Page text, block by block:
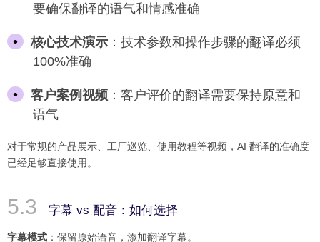
要确保翻译的语气和情感准确
核心技术演示 ：技术参数和操作步骤的翻译必须
100%准确
客户案例视频 ：客户评价的翻译需要保持原意和
语气
对于常规的产品展示、工厂巡览、使用教程等视频，AI 翻译的准确度
已经足够直接使用。
字幕 vs 配音：如何选择
字幕模式 ：保留原始语音，添加翻译字幕。